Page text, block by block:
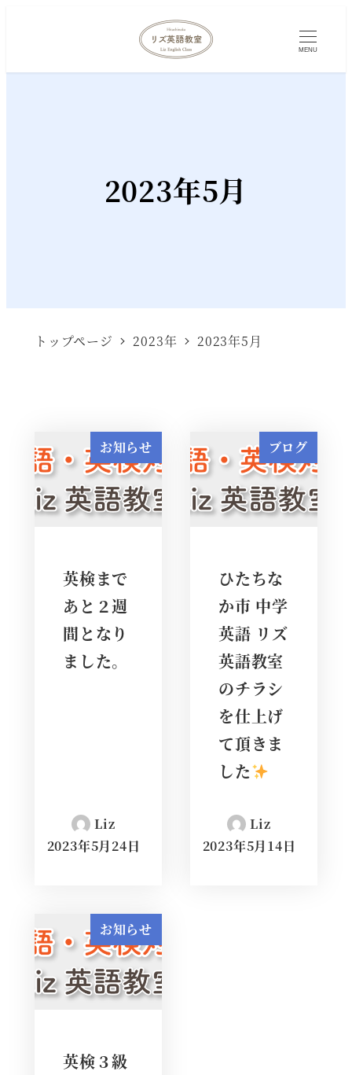
MENU
2023年5月
トップページ 2023年 2023年5月
お知らせ
英検まで
あと２週
間となり
ました。
Liz
2023年5月24日
ブログ
ひたちな
か市 中学
英語 リズ
英語教室
のチラシ
を仕上げ
て頂きま
した
Liz
2023年5月14日
お知らせ
英検３級